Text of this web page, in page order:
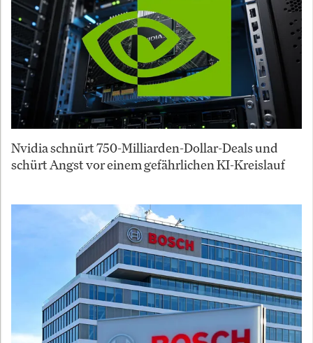
Nvidia schnürt 750-Milliarden-Dollar-Deals und
schürt Angst vor einem gefährlichen KI-Kreislauf